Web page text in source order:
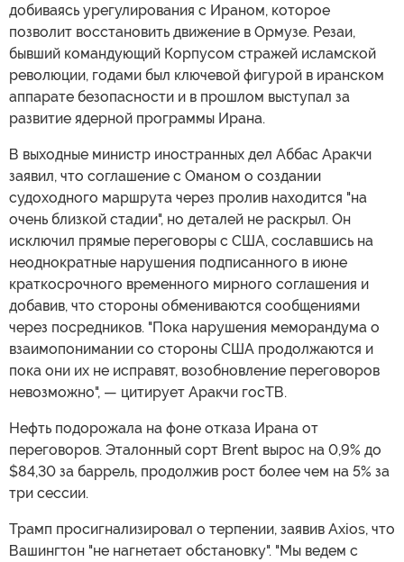
добиваясь урегулирования с Ираном, которое
позволит восстановить движение в Ормузе. Резаи,
бывший командующий Корпусом стражей исламской
революции, годами был ключевой фигурой в иранском
аппарате безопасности и в прошлом выступал за
развитие ядерной программы Ирана.
В выходные министр иностранных дел Аббас Аракчи
заявил, что соглашение с Оманом о создании
судоходного маршрута через пролив находится "на
очень близкой стадии", но деталей не раскрыл. Он
исключил прямые переговоры с США, сославшись на
неоднократные нарушения подписанного в июне
краткосрочного временного мирного соглашения и
добавив, что стороны обмениваются сообщениями
через посредников. "Пока нарушения меморандума о
взаимопонимании со стороны США продолжаются и
пока они их не исправят, возобновление переговоров
невозможно", — цитирует Аракчи госТВ.
Нефть подорожала на фоне отказа Ирана от
переговоров. Эталонный сорт Brent вырос на 0,9% до
$84,30 за баррель, продолжив рост более чем на 5% за
три сессии.
Трамп просигнализировал о терпении, заявив Axios, что
Вашингтон "не нагнетает обстановку". "Мы ведем с